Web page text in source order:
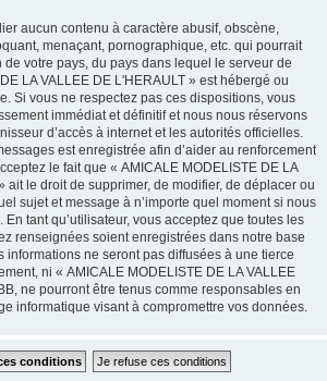
aucun contenu à caractère abusif, obscène,
menaçant, pornographique, etc. qui pourrait
votre pays, du pays dans lequel le serveur de
LA VALLEE DE L'HERAULT » est hébergé ou
Si vous ne respectez pas ces dispositions, vous
immédiat et définitif et nous nous réservons
d’accès à internet et les autorités officielles.
est enregistrée afin d’aider au renforcement
le fait que « AMICALE MODELISTE DE LA
ait le droit de supprimer, de modifier, de déplacer ou
sujet et message à n’importe quel moment si nous
tant qu’utilisateur, vous acceptez que toutes les
renseignées soient enregistrées dans notre base
informations ne seront pas diffusées à une tierce
ni « AMICALE MODELISTE DE LA VALLEE
ne pourront être tenus comme responsables en
informatique visant à compromettre vos données.